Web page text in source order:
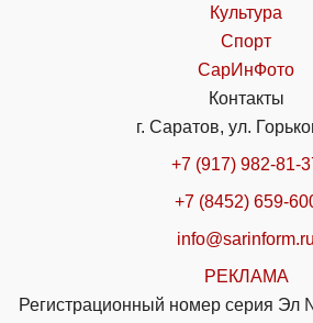
Культура
Спорт
СарИнФото
Контакты
г. Саратов, ул.
+7 (917) 982-81-
+7 (8452) 659-
info@sarinform.ru
РЕКЛАМА
Регистрационный номер серия